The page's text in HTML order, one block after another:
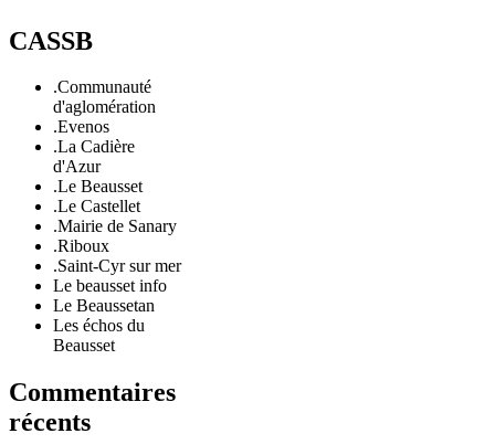
CASSB
.Communauté
d'aglomération
.Evenos
.La Cadière
d'Azur
.Le Beausset
.Le Castellet
.Mairie de Sanary
.Riboux
.Saint-Cyr sur mer
Le beausset info
Le Beaussetan
Les échos du
Beausset
Commentaires
récents